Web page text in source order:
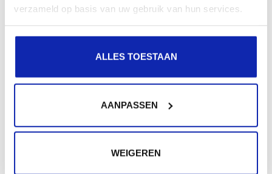
verzameld op basis van uw gebruik van hun services.
ALLES TOESTAAN
AANPASSEN
WEIGEREN